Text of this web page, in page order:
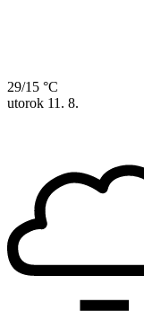
29/15 °C
utorok 11. 8.